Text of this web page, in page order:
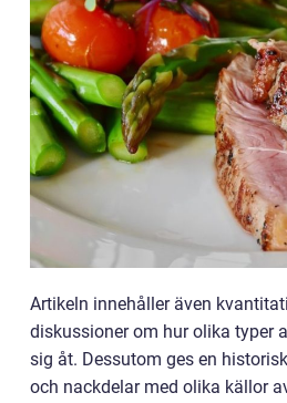
Artikeln innehåller även
diskussioner om hur olika typer
sig åt. Dessutom ges en
och nackdelar med olika källor